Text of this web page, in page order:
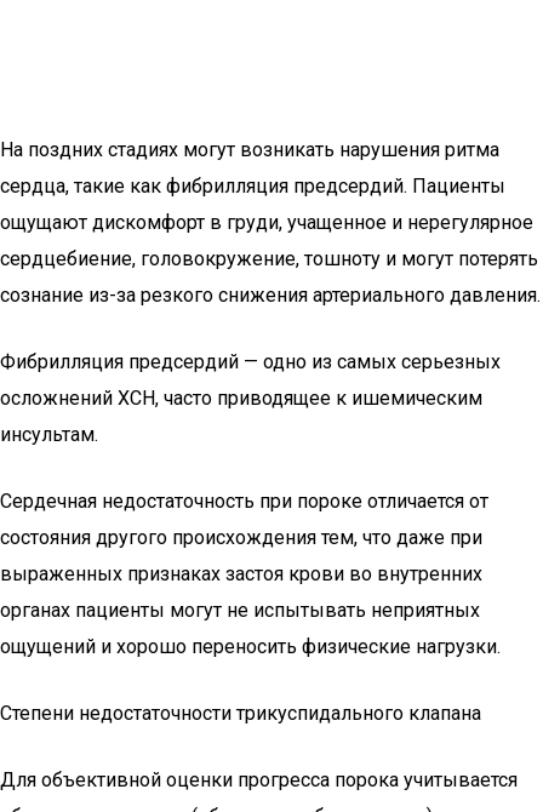
На поздних стадиях могут возникать нарушения ритма
сердца, такие как фибрилляция предсердий. Пациенты
ощущают дискомфорт в груди, учащенное и нерегулярное
сердцебиение, головокружение, тошноту и могут потерять
сознание из-за резкого снижения артериального давления.
Фибрилляция предсердий — одно из самых серьезных
осложнений ХСН, часто приводящее к ишемическим
инсультам.
Сердечная недостаточность при пороке отличается от
состояния другого происхождения тем, что даже при
выраженных признаках застоя крови во внутренних
органах пациенты могут не испытывать неприятных
ощущений и хорошо переносить физические нагрузки.
Степени недостаточности трикуспидального клапана
Для объективной оценки прогресса порока учитывается